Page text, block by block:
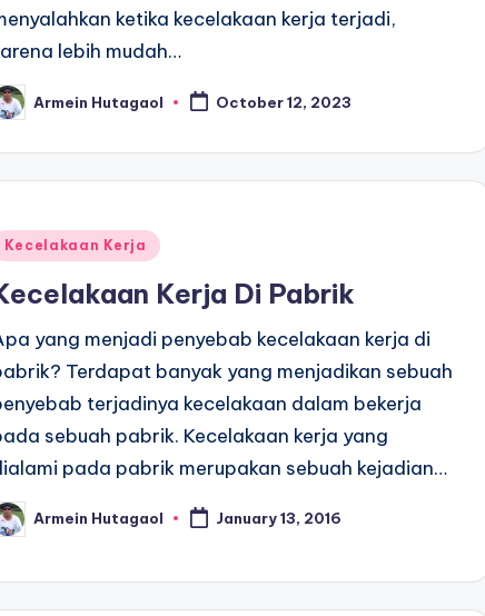
ketika kecelakaan kerja terjadi,
lebih mudah…
Armein Hutagaol October 12, 2023
Kecelakaan Kerja
Kerja Di Pabrik
yang menjadi penyebab kecelakaan kerja di
Terdapat banyak yang menjadikan sebuah
terjadinya kecelakaan dalam bekerja
sebuah pabrik. Kecelakaan kerja yang
pada pabrik merupakan sebuah kejadian…
Armein Hutagaol January 13, 2016